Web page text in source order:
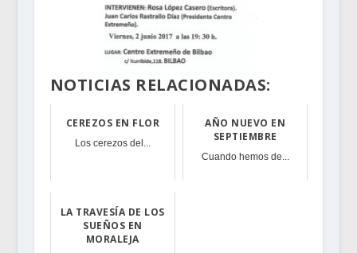
NOTICIAS RELACIONADAS:
CEREZOS EN FLOR
Los cerezos del...
AÑO NUEVO EN
SEPTIEMBRE
Cuando hemos de...
LA TRAVESÍA DE LOS
SUEÑOS EN
MORALEJA